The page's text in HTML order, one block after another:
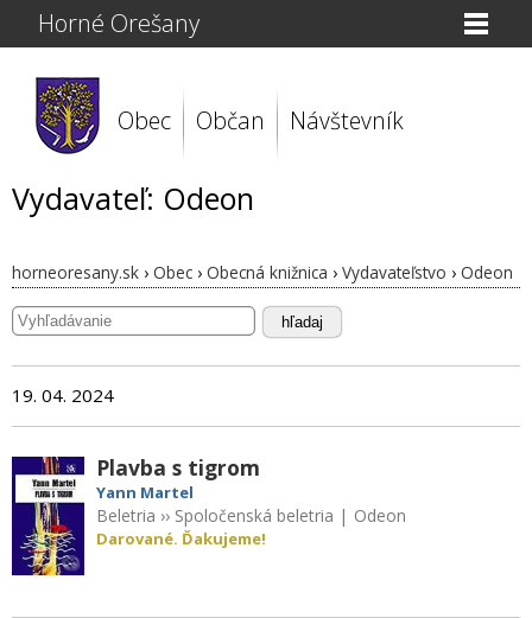
Horné Orešany
Obec Občan Návštevník
Vydavateľ: Odeon
horneoresany.sk › Obec › Obecná knižnica › Vydavateľstvo › Odeon
hľadaj
19. 04. 2024
Plavba s tigrom
Yann Martel
Beletria ›› Spoločenská beletria | Odeon
Darované. Ďakujeme!